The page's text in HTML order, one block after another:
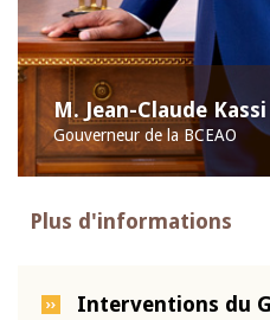
M. Jean-Claude Kassi
Gouverneur de la BCEAO
Plus d'informations
Interventions du